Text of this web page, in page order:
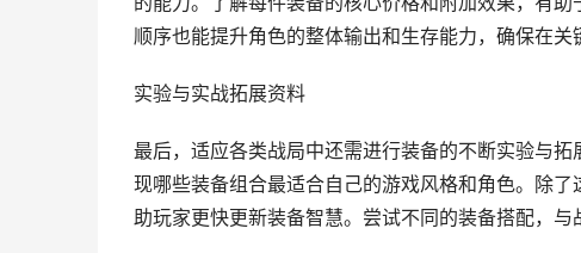
顺序也能提升角色的整体输出和生存能力，确保在关
实验与实战拓展资料
最后，适应各类战局中还需进行装备的不断实验与
现哪些装备组合最适合自己的游戏风格和角色。除
助玩家更快更新装备智慧。尝试不同的装备搭配，与